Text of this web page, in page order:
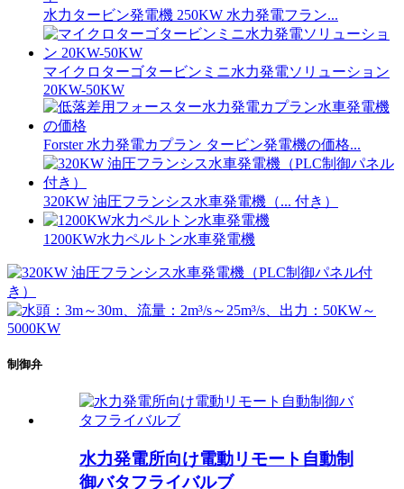
水力タービン発電機 250KW 水力発電フラン...
マイクロターゴタービンミニ水力発電ソリューション
20KW-50KW
Forster 水力発電カプラン タービン発電機の価格...
320KW 油圧フランシス水車発電機（... 付き）
1200KW水力ペルトン水車発電機
制御弁
水力発電所向け電動リモート自動制
御バタフライバルブ